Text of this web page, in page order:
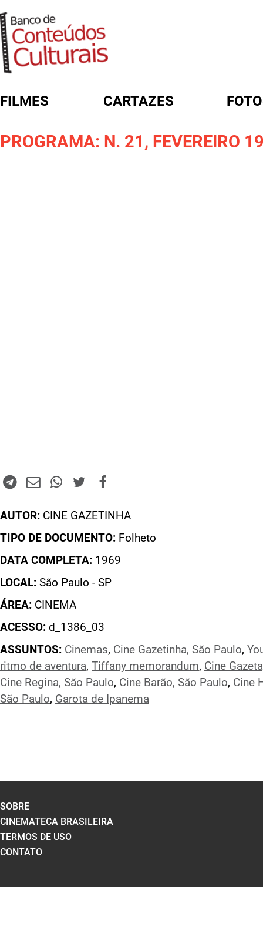
FILMES CARTAZES
PROGRAMA: N. 21, FEVEREIRO
AUTOR: CINE GAZETINHA
TIPO DE DOCUMENTO: Folheto
DATA COMPLETA: 1969
LOCAL: São Paulo - SP
ÁREA: CINEMA
ACESSO: d_1386_03
ASSUNTOS: Cinemas, Cine Gazetinha, São Paulo,
ritmo de aventura, Tiffany memorandum, Cine
Cine Regina, São Paulo, Cine Barão, São Paulo, Cine
São Paulo, Garota de Ipanema
FORMULÁRIO DE BUSCA
SOBRE
CINEMATECA BRASILEIRA
TERMOS DE USO
CONTATO